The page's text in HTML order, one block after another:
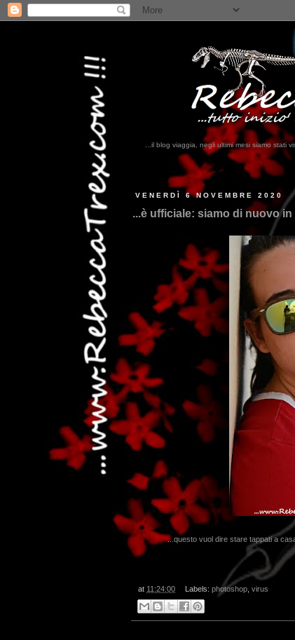
...il blog viaggia, negli ultimi mesi siamo stati
VENERDÌ 6 NOVEMBRE 2020
...è ufficiale: siamo di nuovo
...questo vuol dire stare tappati a
at 11:24:00 Labels: photoshop, virus